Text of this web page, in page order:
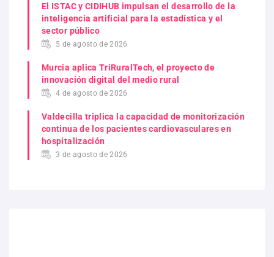
El ISTAC y CIDIHUB impulsan el desarrollo de la
inteligencia artificial para la estadística y el
sector público
5 de agosto de 2026
Murcia aplica TriRuralTech, el proyecto de
innovación digital del medio rural
4 de agosto de 2026
Valdecilla triplica la capacidad de monitorización
continua de los pacientes cardiovasculares en
hospitalización
3 de agosto de 2026